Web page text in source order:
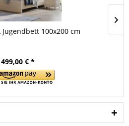
Jugendbett 100x200 cm
499,00 € *